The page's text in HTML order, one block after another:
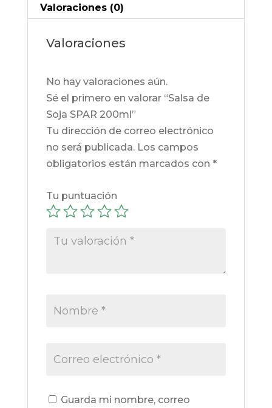
Valoraciones (0)
Valoraciones
No hay valoraciones aún.
Sé el primero en valorar “Salsa de
Soja SPAR 200ml”
Tu dirección de correo electrónico
no será publicada. Los campos
obligatorios están marcados con *
Tu puntuación
Guarda mi nombre, correo